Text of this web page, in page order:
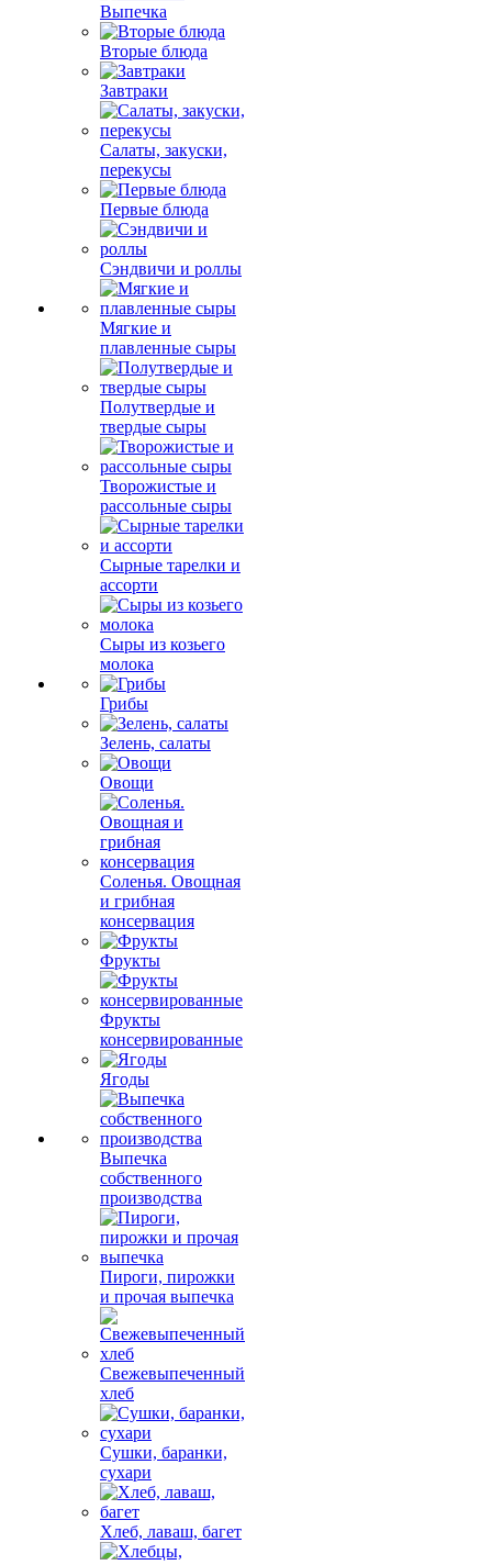
Выпечка
Вторые блюда
Завтраки
Салаты, закуски,
перекусы
Первые блюда
Сэндвичи и роллы
Мягкие и
плавленные сыры
Полутвердые и
твердые сыры
Творожистые и
рассольные сыры
Сырные тарелки и
ассорти
Сыры из козьего
молока
Грибы
Зелень, салаты
Овощи
Соленья. Овощная
и грибная
консервация
Фрукты
Фрукты
консервированные
Ягоды
Выпечка
собственного
производства
Пироги, пирожки
и прочая выпечка
Свежевыпеченный
хлеб
Сушки, баранки,
сухари
Хлеб, лаваш, багет